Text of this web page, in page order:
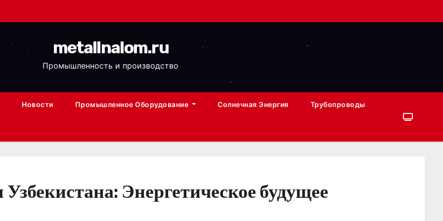
metallnalom.ru
Промышленность и производство
Новости Промышленное Оборудование Солнечная Энергия Трубопроводы
Энергетическое будущее